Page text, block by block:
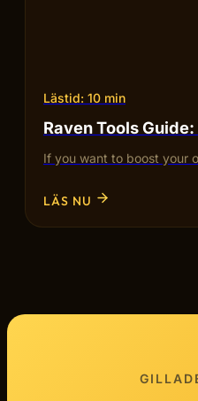
Lästid: 10 min
Raven Tools
If you want to boost your
LÄS NU